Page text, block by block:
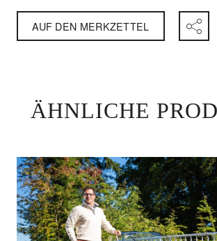
AUF DEN MERKZETTEL
ÄHNLICHE